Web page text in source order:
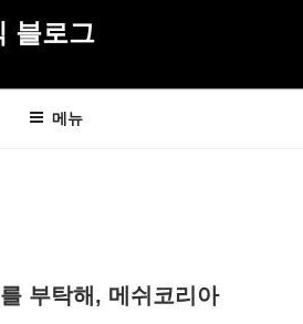
블로그
메뉴
부탁해, 메쉬코리아